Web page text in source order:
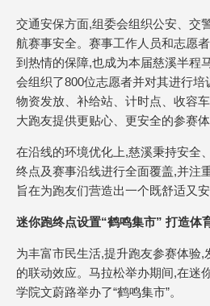
交通安保方面,组委会组织公安、交
航赛事安全。赛事工作人员和志愿
到热情的保障,也成为本届慈溪半程
会组织了800位志愿者并对其进行培
物资发放、补给站、计时点、收容
大跑友提供更贴心、更安全的参赛体
在沿线的环境优化上,慈溪秉持安全
终点及赛事沿线进行全面覆盖,并注
旨在为跑友们营造出一个既舒适又安
迷你跑终点设置“鹤鸣集市” 打造体
为丰富市民生活,提升跑友参赛体验
的联动效应。马拉松举办期间,在迷
学院文蔚路举办了“鹤鸣集市”。